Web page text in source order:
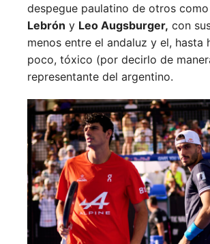
despegue paulatino de otros como
Lebrón y Leo Augsburger, con
menos entre el andaluz y el, hasta
poco, tóxico (por decirlo de
representante del argentino.